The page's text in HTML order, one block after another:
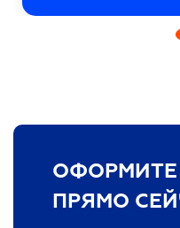
ОФОРМИТЕ
ПРЯМО